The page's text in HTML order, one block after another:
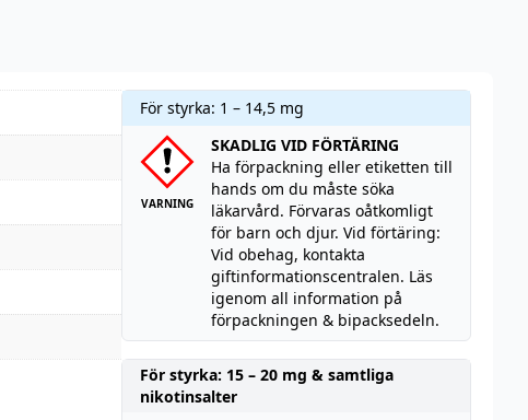
För styrka: 1 – 14,5 mg
VARNING
SKADLIG VID FÖRTÄRING
Ha förpackning eller etiketten till
hands om du måste söka
läkarvård. Förvaras oåtkomligt
för barn och djur. Vid förtäring:
Vid obehag, kontakta
giftinformationscentralen. Läs
igenom all information på
förpackningen & bipacksedeln.
För styrka: 15 – 20 mg & samtliga
nikotinsalter